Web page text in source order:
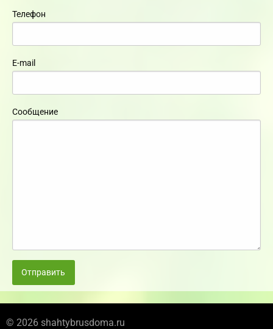
Телефон
E-mail
Сообщение
Отправить
© 2026 shahtybrusdoma.ru